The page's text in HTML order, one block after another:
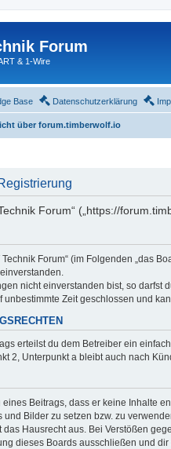
Forum
& 1-Wire
Base Datenschutzerklärung
über forum.timberwolf.io
Forum“ („https://
Technik Forum“ (im Folgenden „das
nicht einverstanden bist, so
unbestimmte Zeit geschlossen und
erteilst du dem Betreiber ein
2, Unterpunkt a bleibt auch nach
Beitrags, dass er keine Inhalte
Bilder zu setzen bzw. zu
das Hausrecht aus. Bei Verstößen
dieses Boards ausschließen und dir